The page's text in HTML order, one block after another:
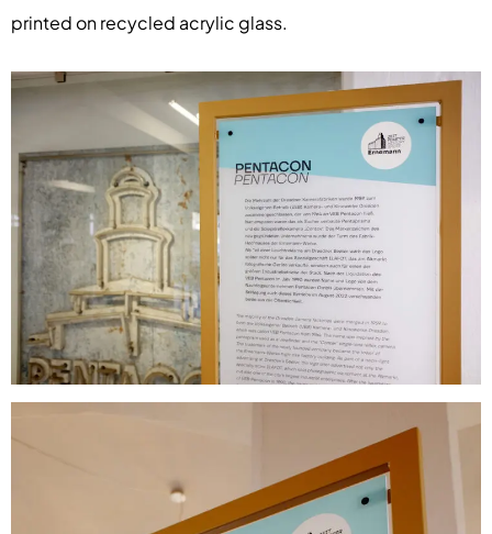
printed on recycled acrylic glass.